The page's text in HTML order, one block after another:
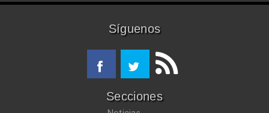
Síguenos
Secciones